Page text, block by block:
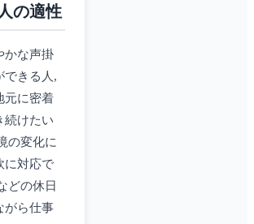
の適性
かな声掛
できる人,
元に密着
続けたい
の変化に
に対応で
どの休日
がら仕事